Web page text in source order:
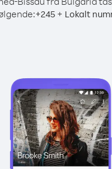
+245+ Lokalt